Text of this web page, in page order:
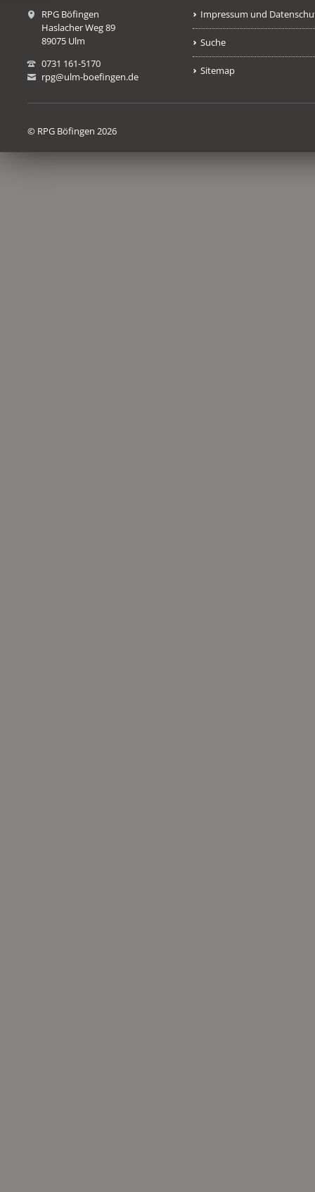
RPG Böfingen
Haslacher Weg 89
89075 Ulm
0731 161-5170
rpg@ulm-boefingen.de
Impressum und
Suche
Sitemap
© RPG Böfingen 2026